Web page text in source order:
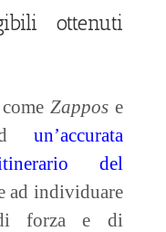
ottenuti
Zappose
un’accurata
del
ad individuare
forza e di